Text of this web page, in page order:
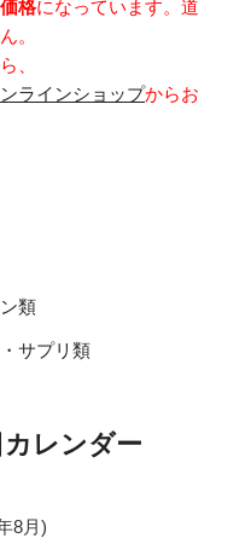
格になっています。道
。
、
ラインショップからお
類
サプリ類
レンダー
8月)